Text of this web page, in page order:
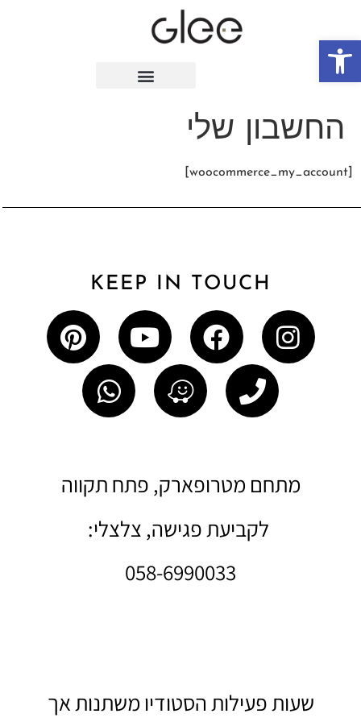
פתח סרגל נגישות
החשבון שלי
KEEP IN TOUCH
מתחם מטרופארק, פתח תקווה
לקביעת פגישה, צלצלי:
058-6990033
שעות פעילות הסטודיו משתנות אך